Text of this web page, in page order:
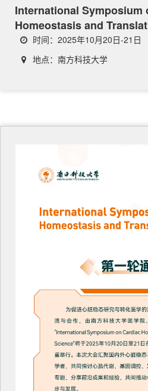
International Symposium
Homeostasis and
时间：2025年10月20日-21日
地点：南方科技大学